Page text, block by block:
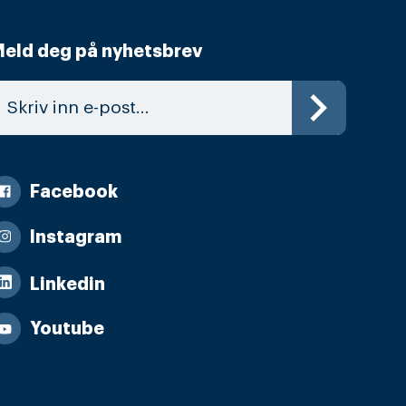
deg på nyhetsbrev
Facebook
Instagram
Linkedin
Youtube